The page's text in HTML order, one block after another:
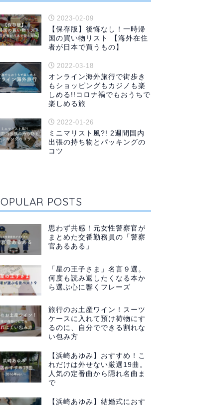
2023-02-09
【保存版】後悔なし！一時帰
国の買い物リスト 【海外在住
者が日本で買うもの】
2022-03-18
オンライン海外旅行で街歩き
もショッピングもカジノも楽
しめる!!コロナ禍でもおうちで
楽しめる旅
2022-01-26
ミニマリスト風?! 2週間国内
出張の持ち物とパッキングの
コツ
OPULAR POSTS
思わず共感！元女性警察官が
まとめた交番勤務員の「警察
官あるある」
「星の王子さま」名言９選。
何度も読み返したくなる本か
ら選ぶ心に響くフレーズ
旅行のお土産ワイン！スーツ
ケースに入れて預け荷物にす
るのに、自分でできる割れな
い包み方
【浜崎あゆみ】おすすめ！こ
れだけは外せない厳選19曲。
人気の定番曲から隠れ名曲ま
で
【浜崎あゆみ】結婚式におす